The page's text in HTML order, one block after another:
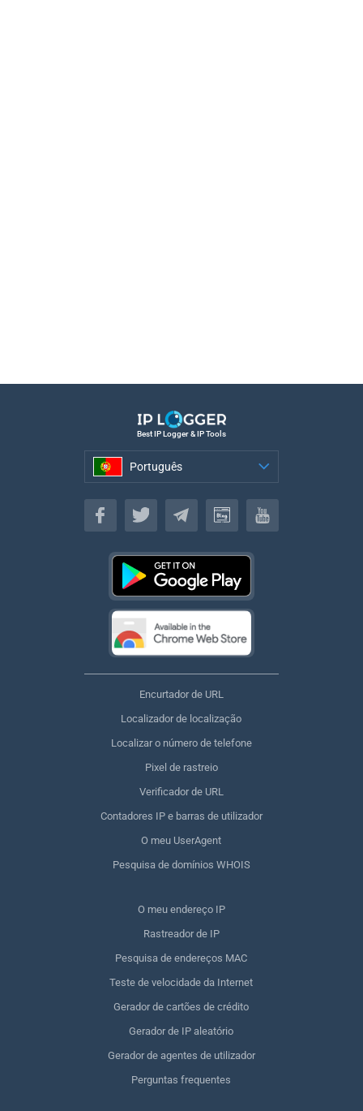
Best IP Logger & IP Tools
Português
Português
Encurtador de URL
Localizador de localização
Localizar o número de telefone
Pixel de rastreio
Verificador de URL
Contadores IP e barras de utilizador
O meu UserAgent
Pesquisa de domínios WHOIS
O meu endereço IP
Rastreador de IP
Pesquisa de endereços MAC
Teste de velocidade da Internet
Gerador de cartões de crédito
Gerador de IP aleatório
Gerador de agentes de utilizador
Perguntas frequentes